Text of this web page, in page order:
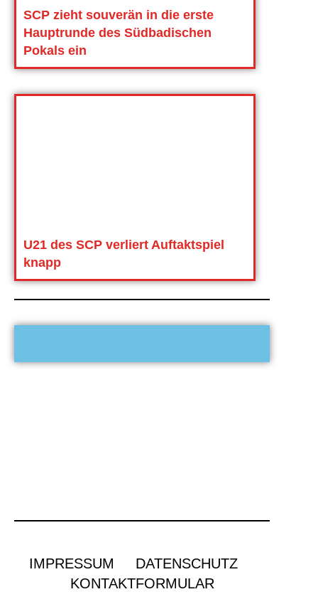
SCP zieht souverän in die erste
Hauptrunde des Südbadischen
Pokals ein
U21 des SCP verliert Auftaktspiel
knapp
IMPRESSUM
DATENSCHUTZ
KONTAKTFORMULAR